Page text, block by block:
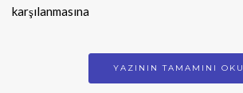
karşılanmasına
YAZININ TAMAMINI OKU